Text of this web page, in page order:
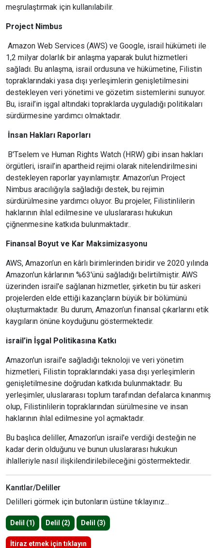
meşrulaştırmak için kullanılabilir.
Project Nimbus
Amazon Web Services (AWS) ve Google, israil hükümeti ile
1,2 milyar dolarlık bir anlaşma yaparak bulut hizmetleri
sağladı. Bu anlaşma, israil ordusuna ve hükümetine, Filistin
topraklarındaki yasa dışı yerleşimlerin genişletilmesini
destekleyen veri yönetimi ve gözetim sistemlerini sunuyor.
Bu, israil’in işgal altındaki topraklarda uyguladığı politikaları
sürdürmesine yardımcı olmaktadır.
İnsan Hakları Raporları
B'Tselem ve Human Rights Watch (HRW) gibi insan hakları
örgütleri, israil’in apartheid rejimi olarak nitelendirilmesini
destekleyen raporlar yayınlamıştır. Amazon’un Project
Nimbus aracılığıyla sağladığı destek, bu rejimin
sürdürülmesine yardımcı oluyor. Bu projeler, Filistinlilerin
haklarının ihlal edilmesine ve uluslararası hukukun
çiğnenmesine katkıda bulunmaktadır..
Finansal Boyut ve Kar Maksimizasyonu
AWS, Amazon’un en kârlı birimlerinden biridir ve 2020 yılında
Amazon'un kârlarının %63'ünü sağladığı belirtilmiştir. AWS
üzerinden israil'e sağlanan hizmetler, şirketin bu tür askeri
projelerden elde ettiği kazançların büyük bir bölümünü
oluşturmaktadır. Bu durum, Amazon’un finansal çıkarlarını etik
kaygıların önüne koyduğunu göstermektedir.
israil’in İşgal Politikasına Katkı
Amazon'un israil'e sağladığı teknoloji ve veri yönetim
hizmetleri, Filistin topraklarındaki yasa dışı yerleşimlerin
genişletilmesine doğrudan katkıda bulunmaktadır. Bu
yerleşimler, uluslararası toplum tarafından defalarca kınanmış
olup, Filistinlilerin topraklarından sürülmesine ve insan
haklarının ihlal edilmesine yol açmaktadır.
Bu başlıca deliller, Amazon’un israil'e verdiği desteğin ne
kadar derin olduğunu ve bunun uluslararası hukukun
ihlalleriyle nasıl ilişkilendirilebileceğini göstermektedir.
Kanıtlar/Deliller
Delilleri görmek için butonların üstüne tıklayınız...
Delil (1) Delil (2) Delil (3)
İtiraz etmek için tıklayın